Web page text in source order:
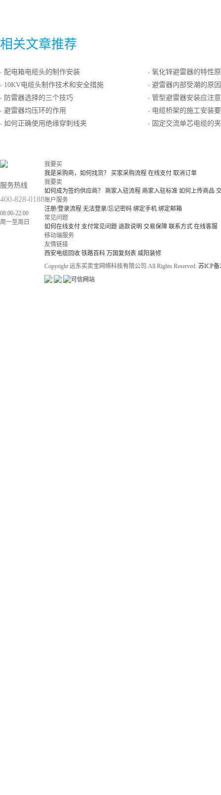
相关文章推荐
· 配电箱电缆头的制作安装
· 10KV电缆头制作技术和安全措施
· 防雷器选择的三个技巧
· 避雷器均压环的作用
· 如何正确使用绝缘穿刺线夹
· 氧化锌避雷器的特性
· 避雷器内部受潮的原因
· 管型避雷器安装应注
· 电缆桥架的施工安装
· 固定交流单芯电缆的夹
服务热线
400-828-0188
08:00-22:00
周一至周日
我要买
我是采购商，如何找货？
买家采购流程 在线支付 取消订单
我要卖
如何成为签约供应商？
商家入驻流程 商家入驻标准 如何上传商品
账户服务
注册/登录流程 无法登录/忘记密码 绑定手机 绑定邮箱
常见问题
如何在线支付 支付常见问题 退款说明 交易保障 联系方式 在线客服
移动端服务
友情链接
西安电缆回收 铁路百科 万国复刻表 咸阳装修
Copyright 远东买卖宝网络科技有限公司.All Rights Reserved. 苏ICP备